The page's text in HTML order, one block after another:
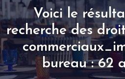
Voici le
recherche des
bureau : 62